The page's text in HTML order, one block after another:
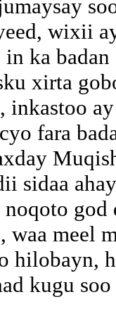
wixii
ka badan
xirta
inkastoo
fara
sidaa
waa meel
hilobayn,
kugu